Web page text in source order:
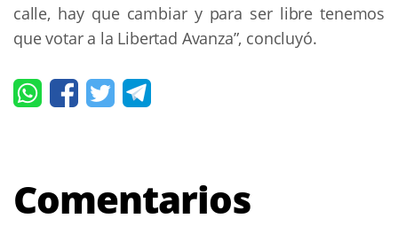
calle, hay que cambiar y para ser libre tenemos
que votar a la Libertad Avanza”, concluyó.
Comentarios